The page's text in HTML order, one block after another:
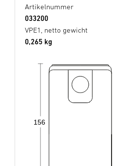
Artikelnummer
033200
VPE1, netto gewicht
0,265 kg
156